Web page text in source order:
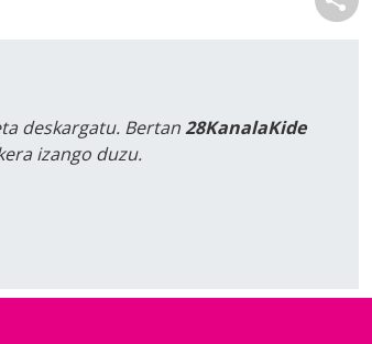
deskargatu. Bertan28KanalaKide
izango duzu.